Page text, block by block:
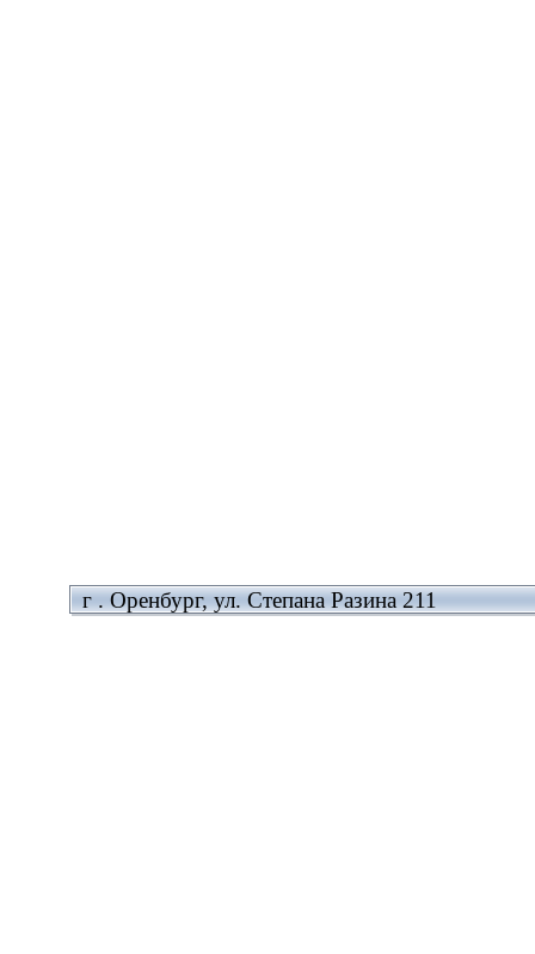
г . Оренбург, ул. Степана Разина 211